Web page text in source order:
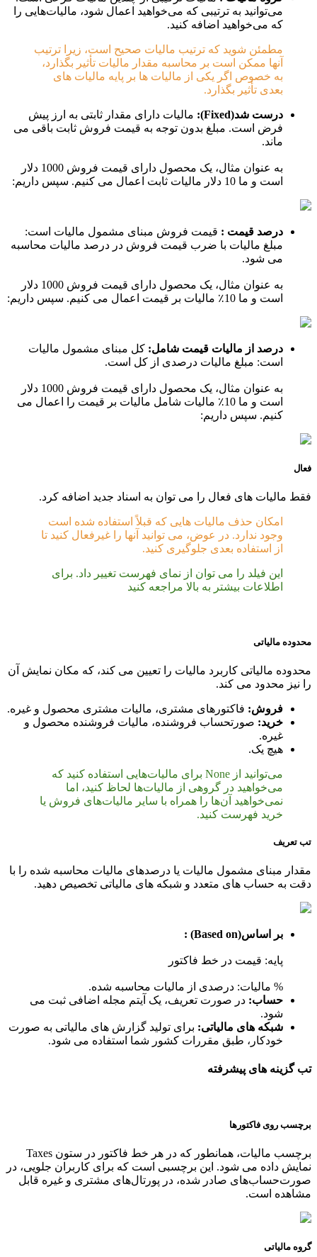
می‌توانید به ترتیبی که می‌خواهید اعمال شود، مالیات‌هایی را
که می‌خواهید اضافه کنید.
مطمئن شوید که ترتیب مالیات صحیح است، زیرا ترتیب
آنها ممکن است بر محاسبه مقدار مالیات تأثیر بگذارد،
به خصوص اگر یکی از مالیات ها بر پایه مالیات های
بعدی تأثیر بگذارد.
درست شد(Fixed):
مالیات دارای مقدار ثابتی به ارز پیش
فرض است. مبلغ بدون توجه به قیمت فروش ثابت باقی می
ماند.
به عنوان مثال، یک محصول دارای قیمت فروش 1000 دلار
است و ما 10 دلار مالیات ثابت اعمال می کنیم. سپس داریم:
درصد قیمت : قیمت فروش مبنای مشمول مالیات است:
مبلغ مالیات با ضرب قیمت فروش در درصد مالیات محاسبه
می شود.
به عنوان مثال، یک محصول دارای قیمت فروش 1000 دلار
است و ما 10٪ مالیات بر قیمت اعمال می کنیم. سپس داریم:
درصد از مالیات قیمت شامل: ​کل مبنای مشمول مالیات
است: مبلغ مالیات درصدی از کل است.
به عنوان مثال، یک محصول دارای قیمت فروش 1000 دلار
است و ما 10٪ مالیات شامل مالیات بر قیمت را اعمال می
کنیم. سپس داریم:
فعال
فقط مالیات های فعال را می توان به اسناد جدید اضافه کرد.
امکان حذف مالیات هایی که قبلاً استفاده شده است
وجود ندارد. در عوض، می توانید آنها را غیرفعال کنید تا
از استفاده بعدی جلوگیری کنید.
این فیلد را می توان از نمای فهرست تغییر داد. برای
اطلاعات بیشتر به بالا مراجعه کنید
محدوده مالیاتی
محدوده مالیاتی کاربرد مالیات را تعیین می کند، که مکان نمایش آن
را نیز محدود می کند.
فروش: فاکتورهای مشتری، مالیات مشتری محصول و غیره.
خرید: صورتحساب فروشنده، مالیات فروشنده محصول و
غیره.
هیچ یک.
می‌توانید از None برای مالیات‌هایی استفاده کنید که
می‌خواهید در گروهی از مالیات‌ها لحاظ کنید، اما
نمی‌خواهید آن‌ها را همراه با سایر مالیات‌های فروش یا
خرید فهرست کنید.
تب تعریف
مقدار مبنای مشمول مالیات یا درصدهای مالیات محاسبه شده را با
دقت به حساب های متعدد و شبکه های مالیاتی تخصیص دهید.
بر اساس(Based on) :
پایه: قیمت در خط فاکتور
% مالیات: درصدی از مالیات محاسبه شده.
حساب: در صورت تعریف، یک آیتم مجله اضافی ثبت می
شود.
شبکه های مالیاتی: برای تولید گزارش های مالیاتی به صورت
خودکار، طبق مقررات کشور شما استفاده می شود.
تب گزینه های پیشرفته
برچسب روی فاکتورها
برچسب مالیات، همانطور که در هر خط فاکتور در ستون Taxes
نمایش داده می شود. این برچسبی است که برای کاربران جلویی، در
صورت‌حساب‌های صادر شده، در پورتال‌های مشتری و غیره قابل
مشاهده است.
گروه مالیاتی